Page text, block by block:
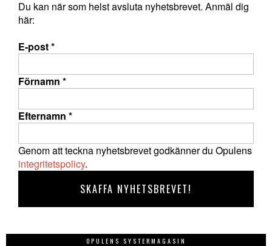
Du kan när som helst avsluta nyhetsbrevet. Anmäl dig
här:
E-post*
Förnamn *
Efternamn *
Genom att teckna nyhetsbrevet godkänner du Opulens
integritetspolicy.
OPULENS SYSTERMAGASIN